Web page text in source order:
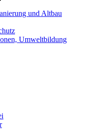
und Altbau
Umweltbildung